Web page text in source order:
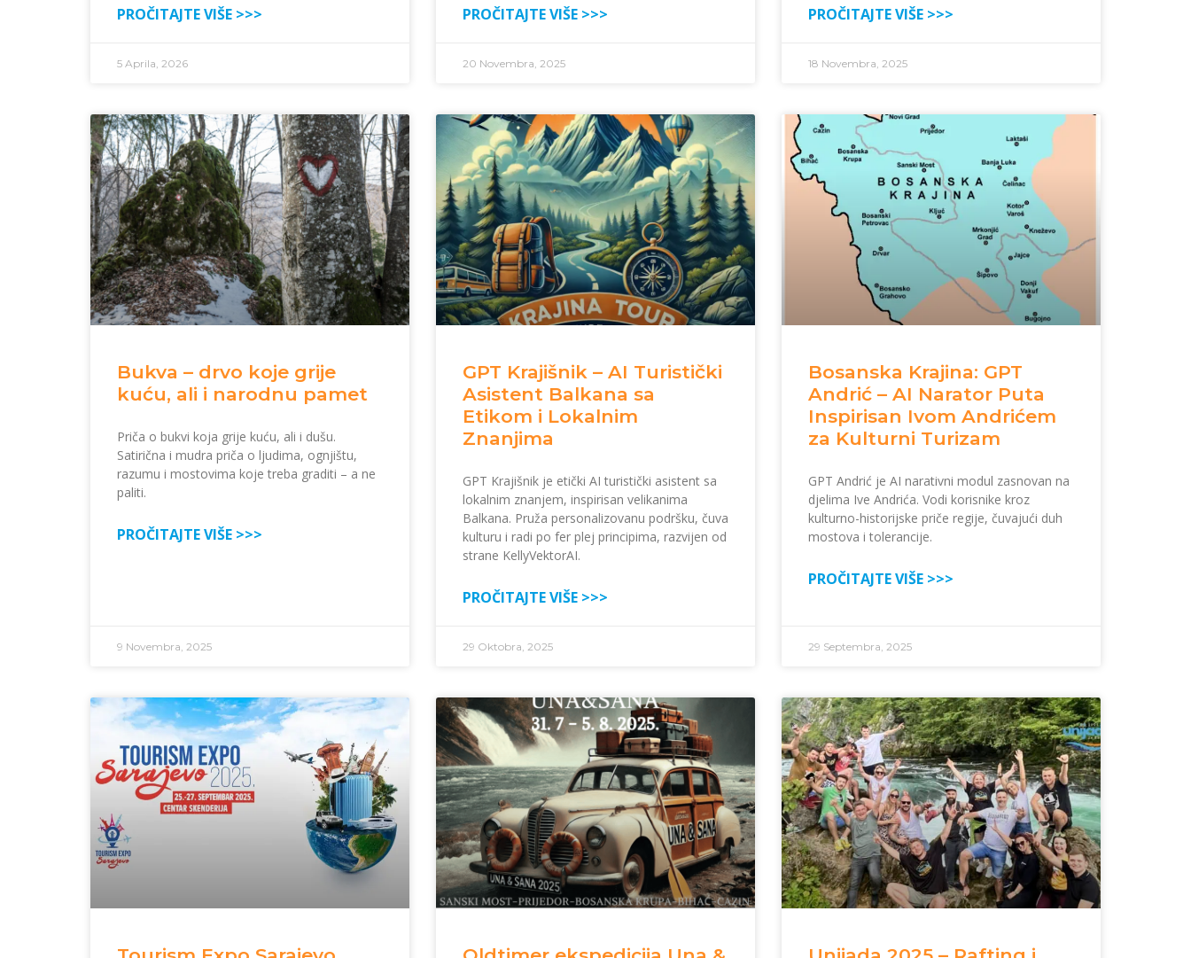
PROČITAJTE VIŠE >>>
5 Aprila, 2026
PROČITAJTE VIŠE >>>
20 Novembra, 2025
PROČITAJTE VIŠE >>>
18 Novembra, 2025
Bukva – drvo koje grije
kuću, ali i narodnu pamet
Priča o bukvi koja grije kuću, ali i dušu.
Satirična i mudra priča o ljudima, ognjištu,
razumu i mostovima koje treba graditi – a ne
paliti.
PROČITAJTE VIŠE >>>
9 Novembra, 2025
GPT Krajišnik – AI Turistički
Asistent Balkana sa
Etikom i Lokalnim
Znanjima
GPT Krajišnik je etički AI turistički asistent sa
lokalnim znanjem, inspirisan velikanima
Balkana. Pruža personalizovanu podršku, čuva
kulturu i radi po fer plej principima, razvijen od
strane KellyVektorAI.
PROČITAJTE VIŠE >>>
29 Oktobra, 2025
Bosanska Krajina: GPT
Andrić – AI Narator Puta
Inspirisan Ivom Andrićem
za Kulturni Turizam
GPT Andrić je AI narativni modul zasnovan na
djelima Ive Andrića. Vodi korisnike kroz
kulturno-historijske priče regije, čuvajući duh
mostova i tolerancije.
PROČITAJTE VIŠE >>>
29 Septembra, 2025